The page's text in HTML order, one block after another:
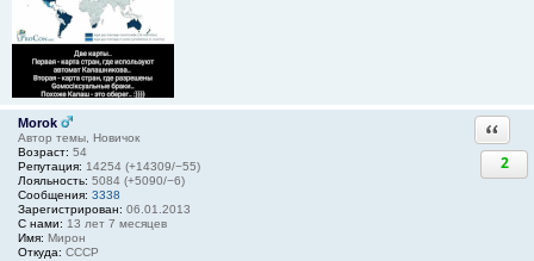
Morok
Автор темы, Новичок
Возраст: 54
Репутация: 14254 (+14309/−55)
Лояльность: 5084 (+5090/−6)
Сообщения: 3338
Зарегистрирован: 06.01.2013
С нами: 13 лет 7 месяцев
Имя: Мирон
Откуда: СССР
2